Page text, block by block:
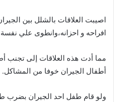
اصيبت العلاقات بالشلل بين
افراحه و احزانه،وانطوى علي
مما أدت هذه العلاقات إلى تجنب
أطفال الجيران خوفا من المشاكل.
ولو قام طفل احد الجيران بضرب